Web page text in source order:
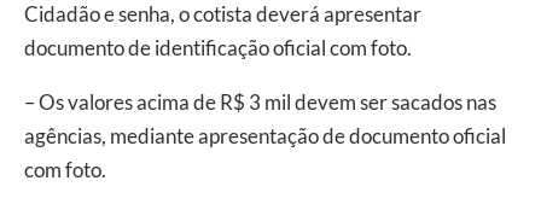
Cidadão e senha, o cotista deverá apresentar
documento de identificação oficial com foto.
– Os valores acima de R$ 3 mil devem ser sacados nas
agências, mediante apresentação de documento oficial
com foto.